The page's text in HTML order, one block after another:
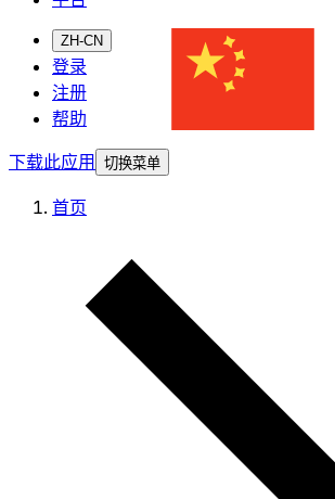
ZH-CN
登录
注册
帮助
下载此应用
切换菜单
首页